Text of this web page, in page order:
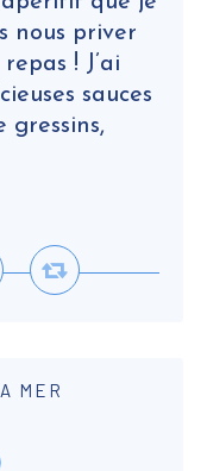
nous priver
! J’ai
sauces
gressins,
MER